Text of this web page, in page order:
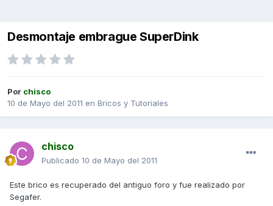
Desmontaje embrague SuperDink
Por chisco
10 de Mayo del 2011 en Bricos y Tutoriales
chisco
Publicado 10 de Mayo del 2011
Este brico es recuperado del antiguo foro y fue realizado por
Segafer.